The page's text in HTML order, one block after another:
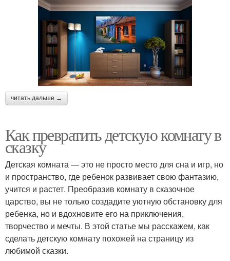
читать дальше →
Как превратить детскую комнату в
сказку
Детская комната — это не просто место для сна и игр, но
и пространство, где ребенок развивает свою фантазию,
учится и растет. Преобразив комнату в сказочное
царство, вы не только создадите уютную обстановку для
ребенка, но и вдохновите его на приключения,
творчество и мечты. В этой статье мы расскажем, как
сделать детскую комнату похожей на страницу из
любимой сказки.